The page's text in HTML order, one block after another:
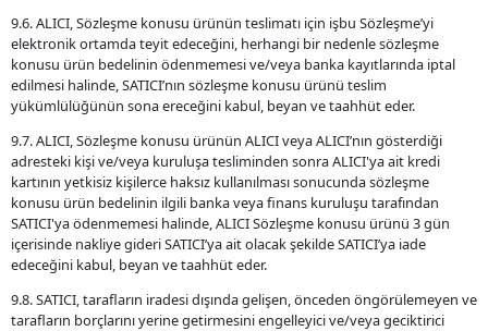
9.6. ALICI, Sözleşme konusu ürünün teslimatı için işbu Sözleşme’yi
elektronik ortamda teyit edeceğini, herhangi bir nedenle sözleşme
konusu ürün bedelinin ödenmemesi ve/veya banka kayıtlarında iptal
edilmesi halinde, SATICI’nın sözleşme konusu ürünü teslim
yükümlülüğünün sona ereceğini kabul, beyan ve taahhüt eder.
9.7. ALICI, Sözleşme konusu ürünün ALICI veya ALICI’nın gösterdiği
adresteki kişi ve/veya kuruluşa tesliminden sonra ALICI'ya ait kredi
kartının yetkisiz kişilerce haksız kullanılması sonucunda sözleşme
konusu ürün bedelinin ilgili banka veya finans kuruluşu tarafından
SATICI'ya ödenmemesi halinde, ALICI Sözleşme konusu ürünü 3 gün
içerisinde nakliye gideri SATICI’ya ait olacak şekilde SATICI’ya iade
edeceğini kabul, beyan ve taahhüt eder.
9.8. SATICI, tarafların iradesi dışında gelişen, önceden öngörülemeyen ve
tarafların borçlarını yerine getirmesini engelleyici ve/veya geciktirici